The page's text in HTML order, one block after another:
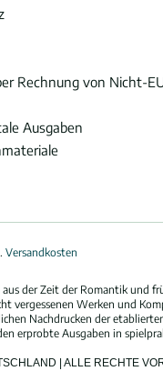
Rechnung von Nicht-
Ausgaben
Versandkosten
der Zeit der Romantik und
vergessenen Werken und
Nachdrucken der
erprobte Ausgaben in
| ALLE RECHTE